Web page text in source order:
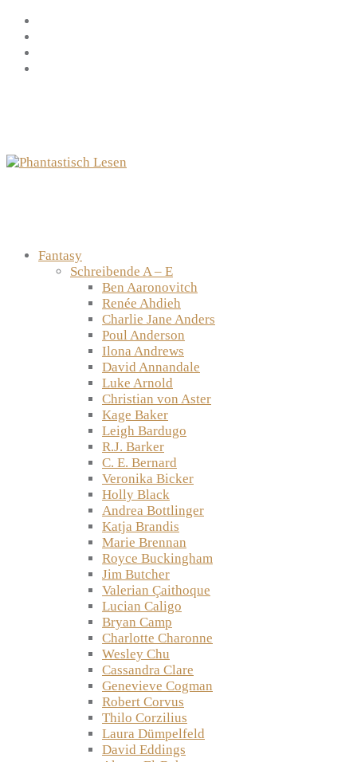
Zum
Inhalt
springen
Fantasy
Schreibende A – E
Ben Aaronovitch
Renée Ahdieh
Charlie Jane Anders
Poul Anderson
Ilona Andrews
David Annandale
Luke Arnold
Christian von Aster
Kage Baker
Leigh Bardugo
R.J. Barker
C. E. Bernard
Veronika Bicker
Holly Black
Andrea Bottlinger
Katja Brandis
Marie Brennan
Royce Buckingham
Jim Butcher
Valerian Çaithoque
Lucian Caligo
Bryan Camp
Charlotte Charonne
Wesley Chu
Cassandra Clare
Genevieve Cogman
Robert Corvus
Thilo Corzilius
Laura Dümpelfeld
David Eddings